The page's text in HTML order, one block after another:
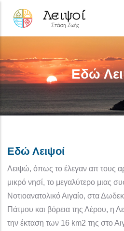
Εδώ
Εδώ Λειψοί
Λειψώ, όπως το έλεγαν απ τους
μικρό νησί, το μεγαλύτερο μιας
Νοτιοανατολικό Αιγαίο, στα
Πάτμου και βόρεια της Λέρου, η
την έκταση των 16 km2 της στο